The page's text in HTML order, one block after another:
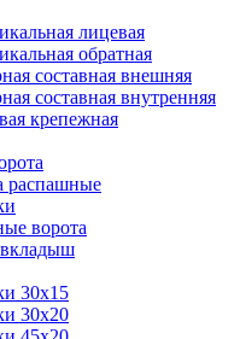
лицевая
обратная
составная внешняя
составная внутренняя
крепежная
распашные
ворота
30х15
30х20